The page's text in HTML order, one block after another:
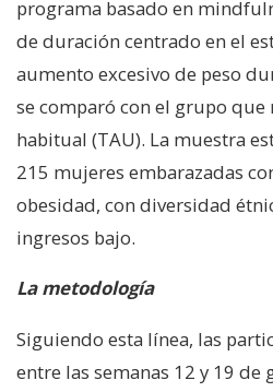
programa basado en
de duración centrado en el
aumento excesivo de peso
se comparó con el grupo
habitual (TAU). La muestra
215 mujeres embarazadas
obesidad, con diversidad
ingresos bajo.
La metodología
Siguiendo esta línea, las
entre las semanas 12 y 19 de